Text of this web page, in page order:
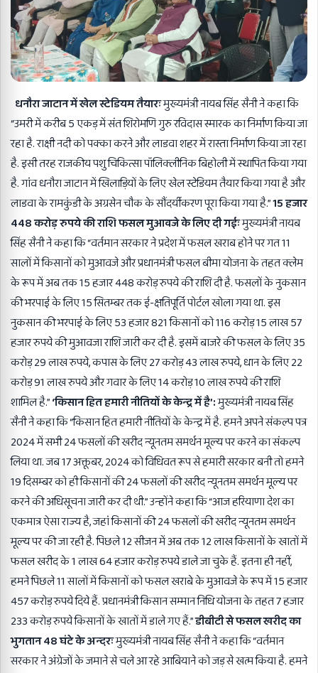
धनौरा जाटान में खेल स्टेडियम तैयारःमुख्यमंत्री नायब सिंह सैनी ने कहा कि
“उमरी में करीब 5 एकड़ में संत शिरोमणि गुरु रविदास स्मारक का निर्माण किया जा
रहा है. राक्षी नदी को पक्का करने और लाडवा शहर में रास्ता निर्माण किया जा रहा
है. इसी तरह राजकीय पशु चिकित्सा पॉलिक्लीनिक बिहोली में स्थापित किया गया
है. गांव धनौरा जाटान में खिलाड़ियों के लिए खेल स्टेडियम तैयार किया गया है और
लाडवा के रामकुंडी के अग्रसेन चौक के सौंदर्यीकरण पूरा किया गया है.”15 हजार
448 करोड़ रुपये की राशि फसल मुआवजे के लिए दी गईःमुख्यमंत्री नायब
सिंह सैनी ने कहा कि “वर्तमान सरकार ने प्रदेश में फसल खराब होने पर गत 11
सालों में किसानों को मुआवजे और प्रधानमंत्री फसल बीमा योजना के तहत क्लेम
के रूप में अब तक 15 हजार 448 करोड़ रुपये की राशि दी है. फसलों के नुकसान
की भरपाई के लिए 15 सितम्बर तक ई-क्षतिपूर्ति पोर्टल खोला गया था. इस
नुकसान की भरपाई के लिए 53 हजार 821 किसानों को 116 करोड़ 15 लाख 57
हजार रुपये की मुआवजा राशि जारी कर दी है. इसमें बाजरे की फसल के लिए 35
करोड़ 29 लाख रुपये, कपास के लिए 27 करोड़ 43 लाख रुपये, धान के लिए 22
करोड़ 91 लाख रुपये और गवार के लिए 14 करोड़ 10 लाख रुपये की राशि
शामिल है.”‘किसान हित हमारी नीतियों के केन्द्र में है’:मुख्यमंत्री नायब सिंह
सैनी ने कहा कि “किसान हित हमारी नीतियों के केन्द्र में है. हमने अपने संकल्प पत्र
2024 में सभी 24 फसलों की खरीद न्यूनतम समर्थन मूल्य पर करने का संकल्प
लिया था. जब 17 अक्तूबर, 2024 को विधिवत रूप से हमारी सरकार बनी तो हमने
19 दिसम्बर को ही किसानों की 24 फसलों की खरीद न्यूनतम समर्थन मूल्य पर
करने की अधिसूचना जारी कर दी थी.” उन्होंने कहा कि “आज हरियाणा देश का
एकमात्र ऐसा राज्य है, जहां किसानों की 24 फसलों की खरीद न्यूनतम समर्थन
मूल्य पर की जा रही है. पिछले 12 सीजन में अब तक 12 लाख किसानों के खातों में
फसल खरीद के 1 लाख 64 हजार करोड़ रुपये डाले जा चुके हैं. इतना ही नहीं,
हमने पिछले 11 सालों में किसानों को फसल खराबे के मुआवजे के रूप में 15 हजार
457 करोड़ रुपये दिये हैं. प्रधानमंत्री किसान सम्मान निधि योजना के तहत 7 हजार
233 करोड़ रुपये किसानों के खातों में डाले गए हैं.”डीबीटी से फसल खरीद का
भुगतान 48 घंटे के अन्दरःमुख्यमंत्री नायब सिंह सैनी ने कहा कि “वर्तमान
सरकार ने अंग्रेजों के जमाने से चले आ रहे आबियाने को जड़ से खत्म किया है. हमने